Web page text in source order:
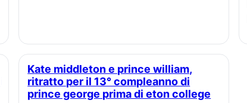
Kate middleton e prince william,
ritratto per il 13° compleanno di
prince george prima di eton college